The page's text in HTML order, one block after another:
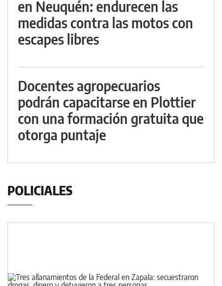
en Neuquén: endurecen las
medidas contra las motos con
escapes libres
Docentes agropecuarios
podrán capacitarse en Plottier
con una formación gratuita que
otorga puntaje
POLICIALES